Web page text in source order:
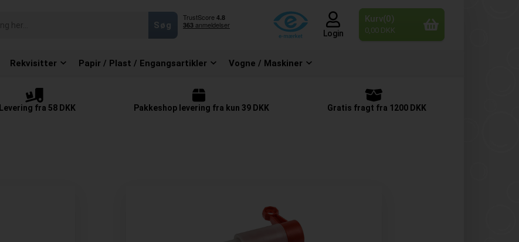
Login
Kurv(0)
0,00 DKK
Rekvisitter Papir / Plast / Engangsartikler Vogne / Maskiner
Levering fra 58 DKK Pakkeshop levering fra kun 39 DKK Gratis fragt fra 1200 DKK